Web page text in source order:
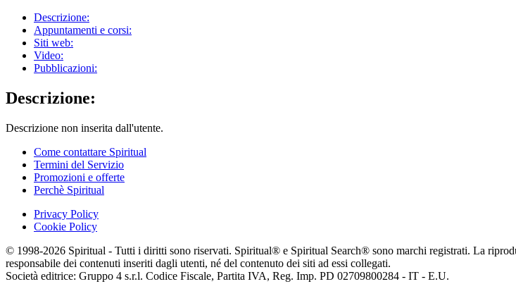
Descrizione:
Appuntamenti e corsi:
Siti web:
Video:
Pubblicazioni:
Descrizione:
Descrizione non inserita dall'utente.
Come contattare Spiritual
Termini del Servizio
Promozioni e offerte
Perchè Spiritual
Privacy Policy
Cookie Policy
© 1998-2026 Spiritual - Tutti i diritti sono riservati. Spiritual® e Spiritual Search® sono marchi registrati. La
responsabile dei contenuti inseriti dagli utenti, né del contenuto dei siti ad essi collegati.
Società editrice: Gruppo 4 s.r.l. Codice Fiscale, Partita IVA, Reg. Imp. PD 02709800284 - IT - E.U.